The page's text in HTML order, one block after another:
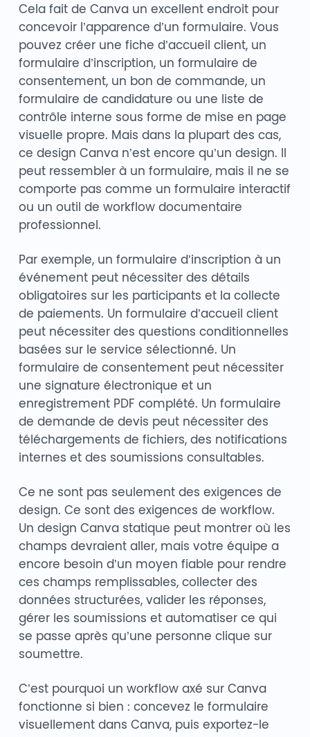
Cela fait de Canva un excellent endroit pour
concevoir l’apparence d’un formulaire. Vous
pouvez créer une fiche d’accueil client, un
formulaire d’inscription, un formulaire de
consentement, un bon de commande, un
formulaire de candidature ou une liste de
contrôle interne sous forme de mise en page
visuelle propre. Mais dans la plupart des cas,
ce design Canva n’est encore qu’un design. Il
peut ressembler à un formulaire, mais il ne se
comporte pas comme un formulaire interactif
ou un outil de workflow documentaire
professionnel.
Par exemple, un formulaire d’inscription à un
événement peut nécessiter des détails
obligatoires sur les participants et la collecte
de paiements. Un formulaire d’accueil client
peut nécessiter des questions conditionnelles
basées sur le service sélectionné. Un
formulaire de consentement peut nécessiter
une signature électronique et un
enregistrement PDF complété. Un formulaire
de demande de devis peut nécessiter des
téléchargements de fichiers, des notifications
internes et des soumissions consultables.
Ce ne sont pas seulement des exigences de
design. Ce sont des exigences de workflow.
Un design Canva statique peut montrer où les
champs devraient aller, mais votre équipe a
encore besoin d’un moyen fiable pour rendre
ces champs remplissables, collecter des
données structurées, valider les réponses,
gérer les soumissions et automatiser ce qui
se passe après qu’une personne clique sur
soumettre.
C’est pourquoi un workflow axé sur Canva
fonctionne si bien : concevez le formulaire
visuellement dans Canva, puis exportez-le